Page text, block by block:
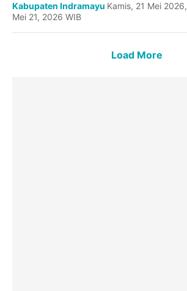
Kabupaten Indramayu Kamis, 21 Mei 2026,
Mei 21, 2026 WIB
Load More